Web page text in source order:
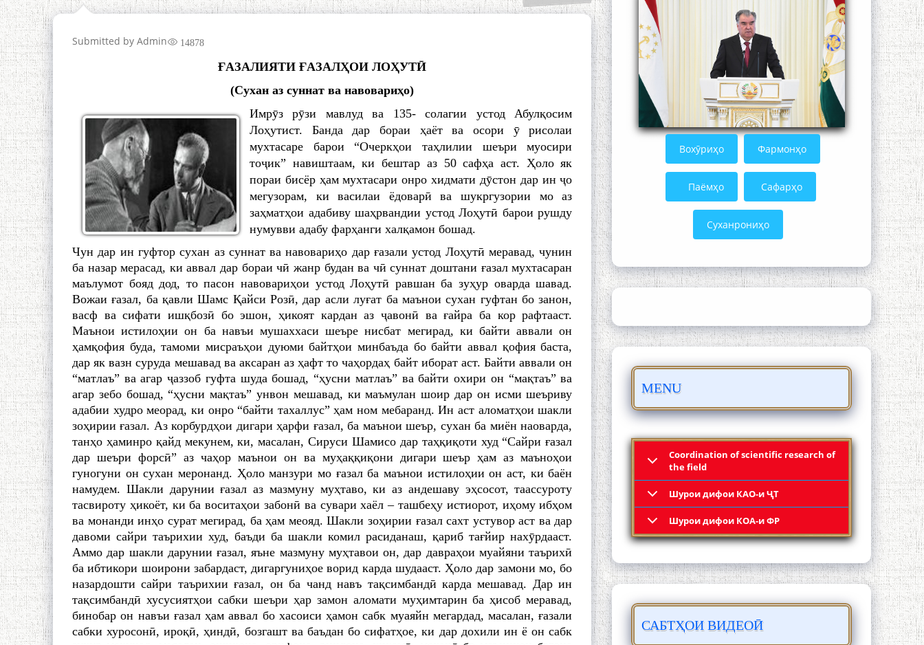
Submitted by Admin 14878
ҒАЗАЛИЯТИ ҒАЗАЛҲОИ ЛОҲУТӢ
(Сухан аз суннат ва навовариҳо)
Имрӯз рӯзи мавлуд ва 135- солагии устод Абулқосим
Лоҳутист. Банда дар бораи ҳаёт ва осори ӯ рисолаи
мухтасаре барои “Очеркҳои таҳлилии шеъри муосири
тоҷик” навиштаам, ки бештар аз 50 сафҳа аст. Ҳоло як
пораи бисёр ҳам мухтасари онро хидмати дӯстон дар ин ҷо
мегузорам, ки василаи ёдоварӣ ва шукргузории мо аз
заҳматҳои адабиву шаҳрвандии устод Лоҳутӣ барои рушду
нумувви адабу фарҳанги халқамон бошад.
Чун дар ин гуфтор сухан аз суннат ва навовариҳо дар ғазали устод Лоҳутӣ меравад, чунин
ба назар мерасад, ки аввал дар бораи чӣ жанр будан ва чӣ суннат доштани ғазал мухтасаран
маълумот бояд дод, то пасон навовариҳои устод Лоҳутӣ равшан ба зуҳур оварда шавад.
Вожаи ғазал, ба қавли Шамс Қайси Розӣ, дар асли луғат ба маънои сухан гуфтан бо занон,
васф ва сифати ишқбозӣ бо эшон, ҳикоят кардан аз ҷавонӣ ва ғайра ба кор рафтааст.
Маънои истилоҳии он ба навъи мушаххаси шеъре нисбат мегирад, ки байти аввали он
ҳамқофия буда, тамоми мисраъҳои дуюми байтҳои минбаъда бо байти аввал қофия баста,
дар як вазн суруда мешавад ва аксаран аз ҳафт то чаҳордаҳ байт иборат аст. Байти аввали он
“матлаъ” ва агар ҷаззоб гуфта шуда бошад, “ҳусни матлаъ” ва байти охири он “мақтаъ” ва
агар зебо бошад, “ҳусни мақтаъ” унвон мешавад, ки маъмулан шоир дар он исми шеъриву
адабии худро меорад, ки онро “байти тахаллус” ҳам ном мебаранд. Ин аст аломатҳои шакли
зоҳирии ғазал. Аз корбурдҳои дигари ҳарфи ғазал, ба маънои шеър, сухан ба миён наоварда,
танҳо ҳаминро қайд мекунем, ки, масалан, Сируси Шамисо дар таҳқиқоти худ “Сайри ғазал
дар шеъри форсӣ” аз чаҳор маънои он ва муҳаққиқони дигари шеър ҳам аз маъноҳои
гуногуни он сухан меронанд. Ҳоло манзури мо ғазал ба маънои истилоҳии он аст, ки баён
намудем. Шакли дарунии ғазал аз мазмуну муҳтаво, ки аз андешаву эҳсосот, таассуроту
тасвироту ҳикоёт, ки ба воситаҳои забонӣ ва сувари хаёл – ташбеҳу истиорот, иҳому ибҳом
ва монанди инҳо сурат мегирад, ба ҳам меояд. Шакли зоҳирии ғазал сахт устувор аст ва дар
давоми сайри таърихии худ, баъди ба шакли комил расиданаш, қариб тағйир нахӯрдааст.
Аммо дар шакли дарунии ғазал, яъне мазмуну муҳтавои он, дар давраҳои муайяни таърихӣ
ба ибтикори шоирони забардаст, дигаргуниҳое ворид карда шудааст. Ҳоло дар замони мо, бо
назардошти сайри таърихии ғазал, он ба чанд навъ тақсимбандӣ карда мешавад. Дар ин
тақсимбандӣ хусусиятҳои сабки шеъри ҳар замон аломати муҳимтарин ба ҳисоб меравад,
бинобар он навъи ғазал ҳам аввал бо хасоиси ҳамон сабк муаяйн мегардад, масалан, ғазали
сабки хуросонӣ, ироқӣ, ҳиндӣ, бозгашт ва баъдан бо сифатҳое, ки дар дохили ин ё он сабк
Вохӯриҳо Фармонҳо
Паёмҳо Сафарҳо
Суханрониҳо
MENU
Coordination of scientific research of
the field
Шурои дифои КАО-и ҶТ
Шурои дифои КОА-и ФР
САБТҲОИ ВИДЕОӢ
Кадамчо Худои Шарифзода
Сайре дар Осорхона Муҳаммадҷон
Қадамҷо: Муҳаммадҷон Раҳимӣ